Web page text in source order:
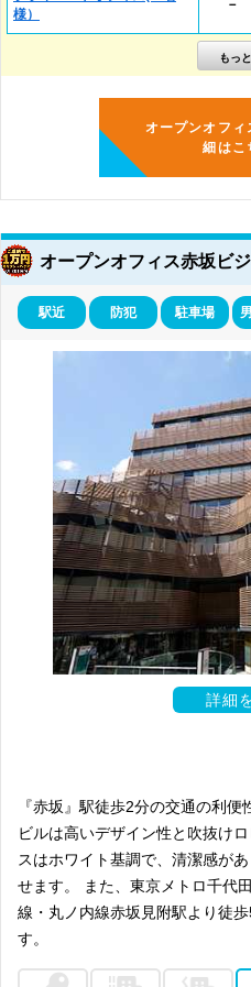
様）
－
オープンオフィ
細はこ
オープンオフィス赤坂ビ
駅近 防犯 駐車場
詳細
『赤坂』駅徒歩2分の交通の利便
ビルは高いデザイン性と吹抜け
スはホワイト基調で、清潔感が
せます。 また、東京メトロ千代
線・丸ノ内線赤坂見附駅より徒
す。